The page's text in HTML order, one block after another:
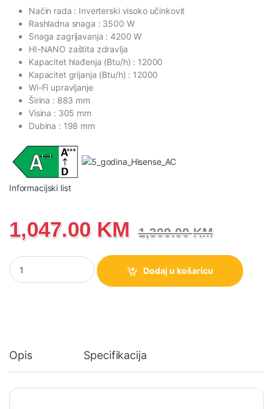
Način rada : Inverterski visoko učinkovit
Rashladna snaga : 3500 W
Snaga zagrijavanja : 4200 W
HI-NANO zaštita zdravlja
Kapacitet hlađenja (Btu/h) : 12000
Kapacitet grijanja (Btu/h) : 12000
Wi-Fi upravljanje
Širina : 883 mm
Visina : 305 mm
Dubina : 198 mm
Informacijski list
1,047.00 KM 1,309.00KM
QG35XV0EG Hisense Inverter Klima uređaj, 3500 W, HI-NANO
Dodaj u košaricu
Opis Specifikacija